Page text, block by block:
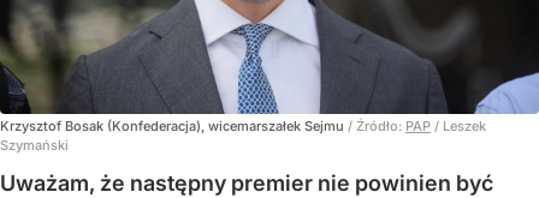
Krzysztof Bosak (Konfederacja), wicemarszałek Sejmu / Źródło: PAP / Leszek
Szymański
Uważam, że następny premier nie powinien być